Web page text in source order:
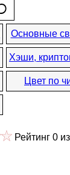
Основные
Хэши,
Цвет по
Рейтинг 0 из